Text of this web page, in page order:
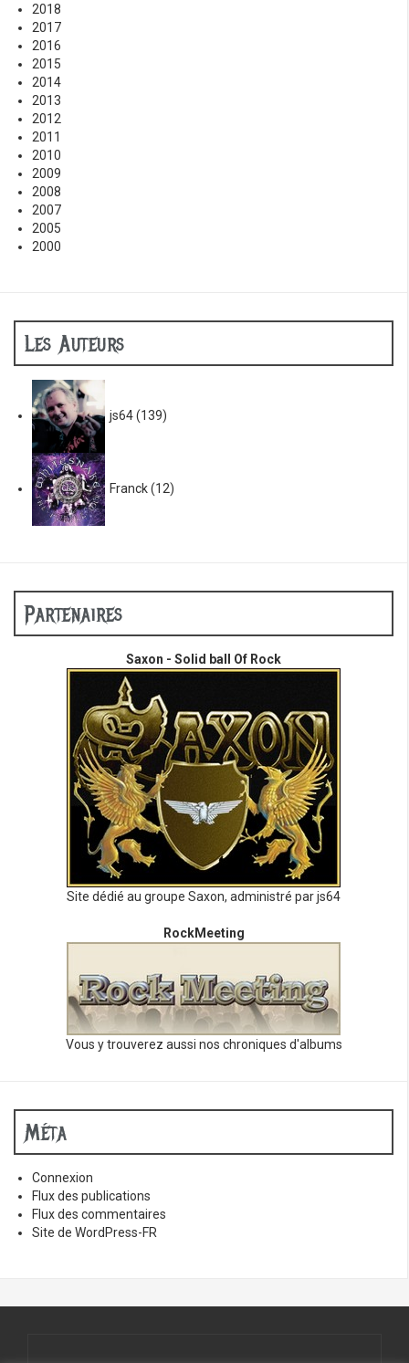
2018
2017
2016
2015
2014
2013
2012
2011
2010
2009
2008
2007
2005
2000
Les Auteurs
js64(139)
Franck(12)
Partenaires
Saxon - Solid ball Of Rock
Site dédié au groupe Saxon, administré par js64
RockMeeting
Vous y trouverez aussi nos chroniques d'albums
Méta
Connexion
Flux des publications
Flux des commentaires
Site de WordPress-FR